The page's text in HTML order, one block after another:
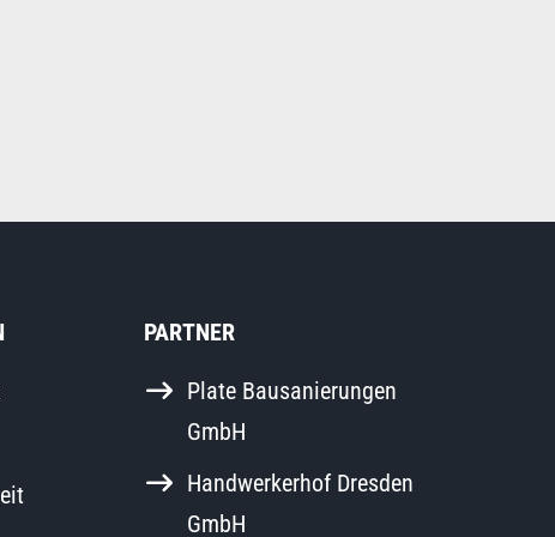
PARTNER
Plate Bausanierungen
GmbH
Handwerkerhof Dresden
GmbH